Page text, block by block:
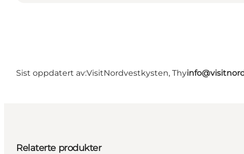
Sist oppdatert av:VisitNordvestkysten, Thy
Relaterte produkter